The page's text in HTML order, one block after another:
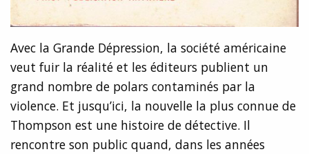
Avec la Grande Dépression, la société américaine
veut fuir la réalité et les éditeurs publient un
grand nombre de polars contaminés par la
violence. Et jusqu’ici, la nouvelle la plus connue de
Thompson est une histoire de détective. Il
rencontre son public quand, dans les années